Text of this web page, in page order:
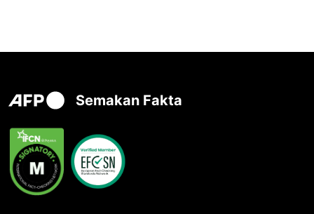
Semakan Fakta